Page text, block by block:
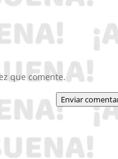
que comente.
Enviar